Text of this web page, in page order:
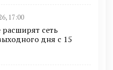
17:00
сеть
дня с 15